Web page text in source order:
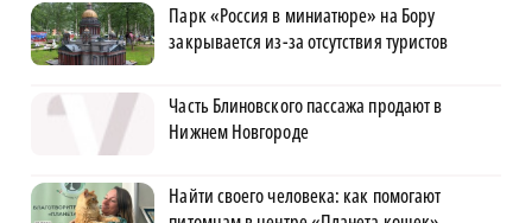
Парк «Россия в миниатюре» на Бору
закрывается из-за отсутствия туристов
Часть Блиновского пассажа продают в
Нижнем Новгороде
Найти своего человека: как помогают